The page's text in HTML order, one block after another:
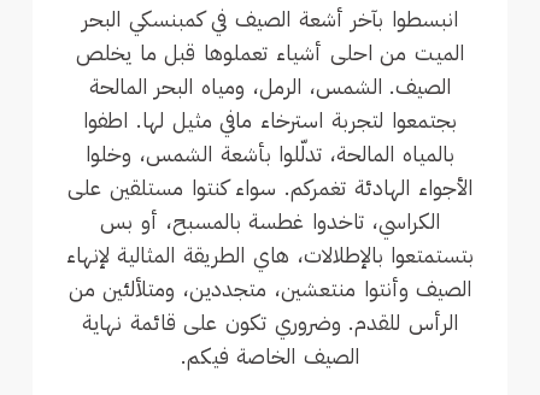
انبسطوا بآخر أشعة الصيف في كمبنسكي البحر
الميت من احلى أشياء تعملوها قبل ما يخلص
الصيف. الشمس، الرمل، ومياه البحر المالحة
بجتمعوا لتجربة استرخاء مافي مثيل لها. اطفوا
بالمياه المالحة، تدلّلوا بأشعة الشمس، وخلوا
الأجواء الهادئة تغمركم. سواء كنتوا مستلقين على
الكراسي، تاخدوا غطسة بالمسبح، أو بس
بتستمتعوا بالإطلالات، هاي الطريقة المثالية لإنهاء
الصيف وأنتوا منتعشين، متجددين، ومتلألئين من
الرأس للقدم. وضروري تكون على قائمة نهاية
الصيف الخاصة فيكم.